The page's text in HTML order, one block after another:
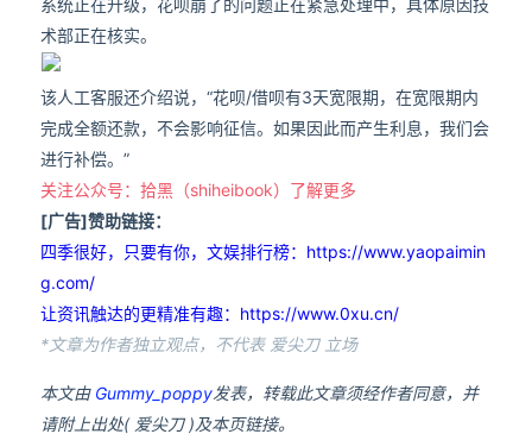
系统正在升级，花呗崩了的问题正在紧急处理中，具体原因技
术部正在核实。
该人工客服还介绍说，“花呗/借呗有3天宽限期，在宽限期内
完成全额还款，不会影响征信。如果因此而产生利息，我们会
进行补偿。”
关注公众号：拾黑（shiheibook）了解更多
[广告]赞助链接：
四季很好，只要有你，文娱排行榜：https://www.yaopaimin
g.com/
让资讯触达的更精准有趣：https://www.0xu.cn/
*文章为作者独立观点，不代表 爱尖刀 立场
本文由 Gummy_poppy发表，转载此文章须经作者同意，并
请附上出处( 爱尖刀 )及本页链接。